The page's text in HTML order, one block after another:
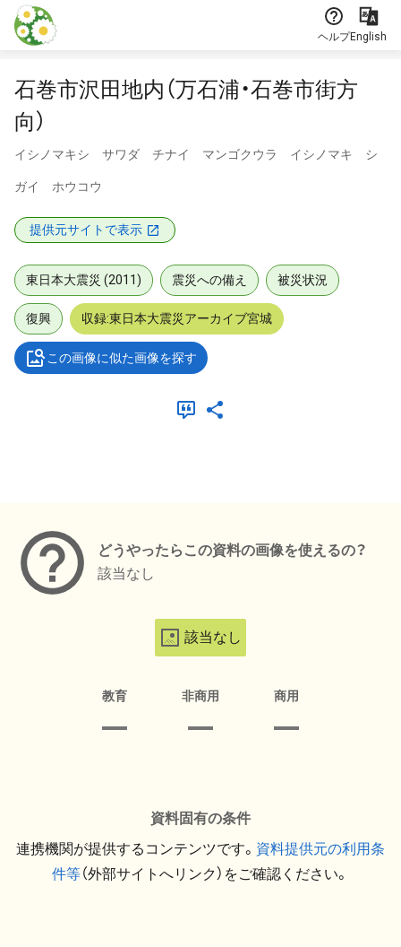
本文に飛ぶ
ヘルプEnglish
石巻市沢田地内（万石浦・石巻市街方
向）
イシノマキシ サワダ チナイ マンゴクウラ イシノマキ シ
ガイ ホウコウ
提供元サイトで表示
東日本大震災 (2011) 震災への備え 被災状況
復興 収録:東日本大震災アーカイブ宮城
この画像に似た画像を探す
どうやったらこの資料の画像を使えるの？
該当なし
該当なし
教育 非商用 商用
資料固有の条件
連携機関が提供するコンテンツです。 資料提供元の利用条
件等（外部サイトへリンク）をご確認ください。